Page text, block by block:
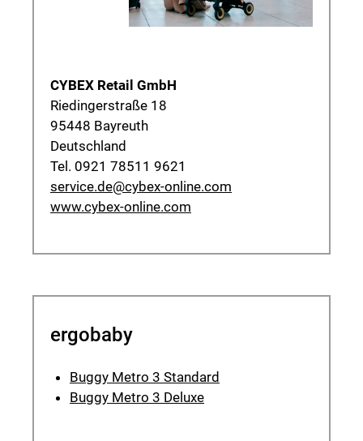
CYBEX Retail GmbH
Riedingerstraße 18
95448 Bayreuth
Deutschland
Tel. 0921 78511 9621
service.de@cybex-online.com
www.cybex-online.com
ergobaby
Buggy Metro 3 Standard
Buggy Metro 3 Deluxe